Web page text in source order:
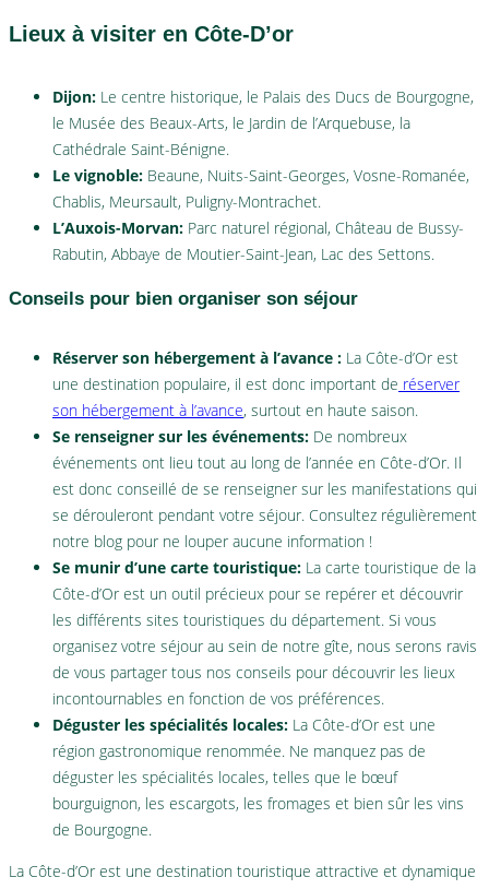
Lieux à visiter en Côte-D’or
Dijon: Le centre historique, le Palais des Ducs de Bourgogne,
le Musée des Beaux-Arts, le Jardin de l’Arquebuse, la
Cathédrale Saint-Bénigne.
Le vignoble: Beaune, Nuits-Saint-Georges, Vosne-Romanée,
Chablis, Meursault, Puligny-Montrachet.
L’Auxois-Morvan: Parc naturel régional, Château de Bussy-
Rabutin, Abbaye de Moutier-Saint-Jean, Lac des Settons.
Conseils pour bien organiser son séjour
Réserver son hébergement à l’avance : La Côte-d’Or est
une destination populaire, il est donc important de réserver
son hébergement à l’avance, surtout en haute saison.
Se renseigner sur les événements: De nombreux
événements ont lieu tout au long de l’année en Côte-d’Or. Il
est donc conseillé de se renseigner sur les manifestations qui
se dérouleront pendant votre séjour. Consultez régulièrement
notre blog pour ne louper aucune information !
Se munir d’une carte touristique: La carte touristique de la
Côte-d’Or est un outil précieux pour se repérer et découvrir
les différents sites touristiques du département. Si vous
organisez votre séjour au sein de notre gîte, nous serons ravis
de vous partager tous nos conseils pour découvrir les lieux
incontournables en fonction de vos préférences.
Déguster les spécialités locales: La Côte-d’Or est une
région gastronomique renommée. Ne manquez pas de
déguster les spécialités locales, telles que le bœuf
bourguignon, les escargots, les fromages et bien sûr les vins
de Bourgogne.
La Côte-d’Or est une destination touristique attractive et dynamique